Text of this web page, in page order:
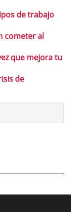
de trabajo
cometer al
que mejora tu
de